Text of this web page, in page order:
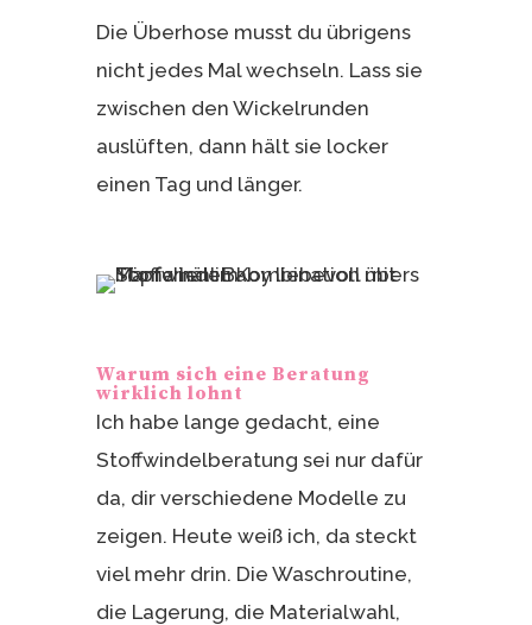
Die Überhose musst du übrigens
nicht jedes Mal wechseln. Lass sie
zwischen den Wickelrunden
auslüften, dann hält sie locker
einen Tag und länger.
Warum sich eine Beratung
wirklich lohnt
Ich habe lange gedacht, eine
Stoffwindelberatung sei nur dafür
da, dir verschiedene Modelle zu
zeigen. Heute weiß ich, da steckt
viel mehr drin. Die Waschroutine,
die Lagerung, die Materialwahl,